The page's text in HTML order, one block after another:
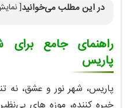
در این مطلب می‌خوانید[
راهنمای جامع برای
پاریس
پاریس، شهر نور و عشق، نه‌